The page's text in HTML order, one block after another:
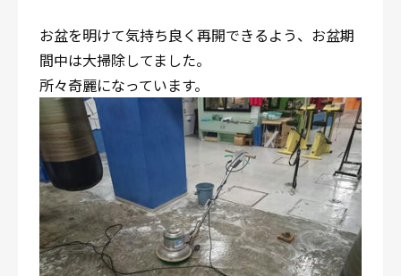
お盆を明けて気持ち良く再開できるよう、お盆期
間中は大掃除してました。
所々奇麗になっています。